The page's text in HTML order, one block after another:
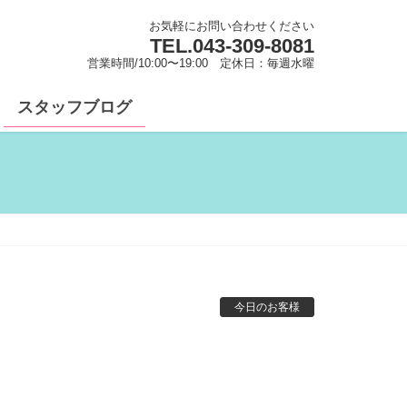
お気軽にお問い合わせください
TEL.043-309-8081
営業時間/10:00〜19:00 定休日：毎週水曜
スタッフブログ
今日のお客様